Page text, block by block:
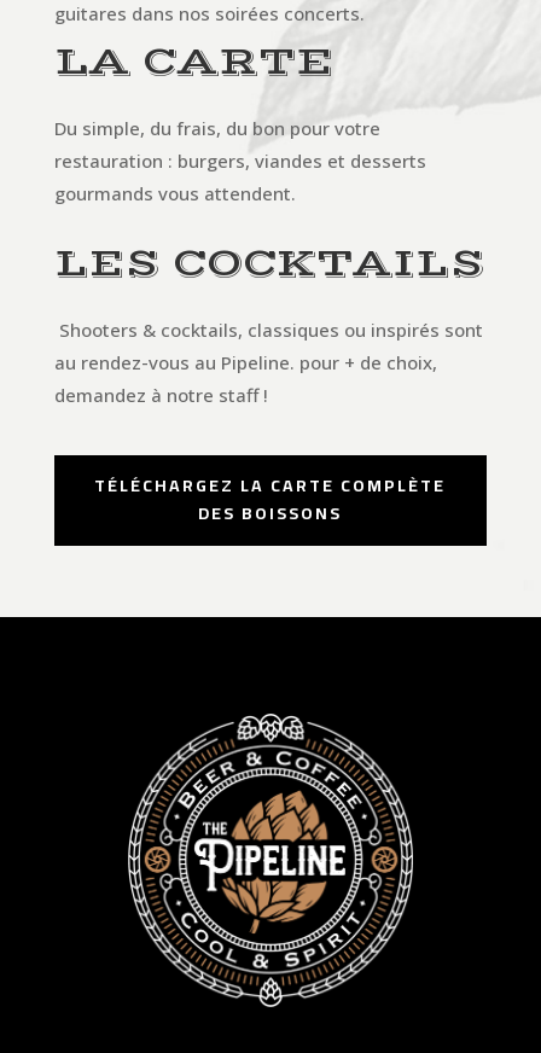
guitares dans nos soirées concerts.
LA CARTE
Du simple, du frais, du bon pour votre
restauration : burgers, viandes et desserts
gourmands vous attendent.
LES COCKTAILS
Shooters & cocktails, classiques ou inspirés sont
au rendez-vous au Pipeline. pour + de choix,
demandez à notre staff !
TÉLÉCHARGEZ LA CARTE COMPLÈTE
DES BOISSONS